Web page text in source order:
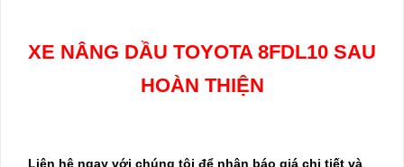
XE NÂNG DẦU TOYOTA 8FDL10 SAU
HOÀN THIỆN
Liên hệ ngay với chúng tôi để nhận báo giá chi tiết và